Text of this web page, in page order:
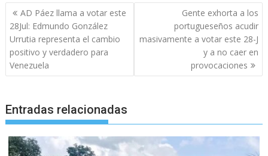
Navegación
de
entradas
AD Páez llama a votar este
28Jul: Edmundo González
Urrutia representa el cambio
positivo y verdadero para
Venezuela
Gente exhorta a los
portugueseños acudir
masivamente a votar este 28-J
y a no caer en
provocaciones
Entradas relacionadas